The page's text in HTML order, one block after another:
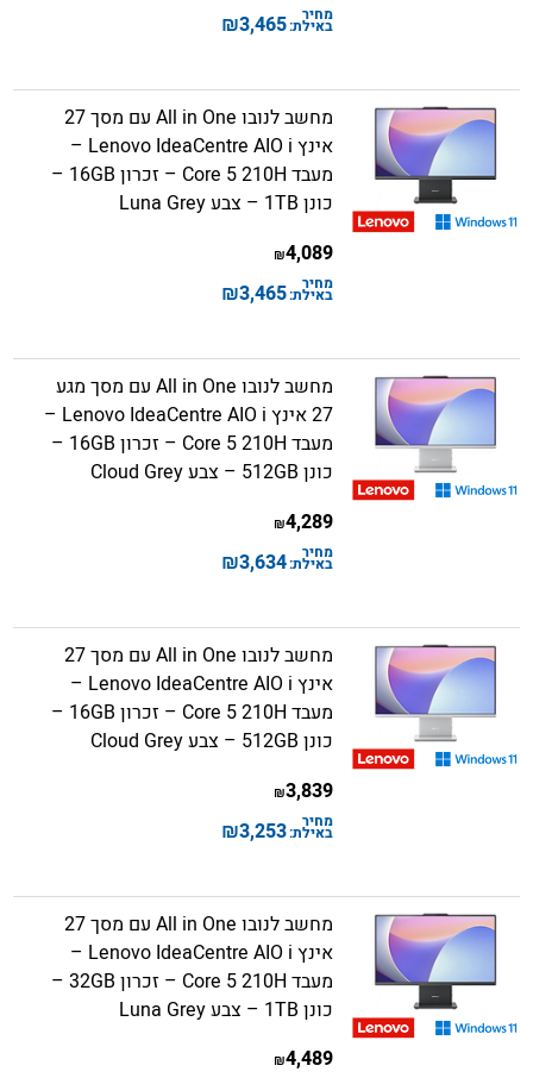
מחיר
באילת:3,465
₪
מחשב לנובו All in One עם מסך 27
אינץ Lenovo IdeaCentre AIO i –
מעבד Core 5 210H – זכרון 16GB –
כונן 1TB – צבע Luna Grey
4,089
₪
מחיר
באילת:3,465
₪
מחשב לנובו All in One עם מסך מגע
27 אינץ Lenovo IdeaCentre AIO i –
מעבד Core 5 210H – זכרון 16GB –
כונן 512GB – צבע Cloud Grey
4,289
₪
מחיר
באילת:3,634
₪
מחשב לנובו All in One עם מסך 27
אינץ Lenovo IdeaCentre AIO i –
מעבד Core 5 210H – זכרון 16GB –
כונן 512GB – צבע Cloud Grey
3,839
₪
מחיר
באילת:3,253
₪
מחשב לנובו All in One עם מסך 27
אינץ Lenovo IdeaCentre AIO i –
מעבד Core 5 210H – זכרון 32GB –
כונן 1TB – צבע Luna Grey
4,489
₪